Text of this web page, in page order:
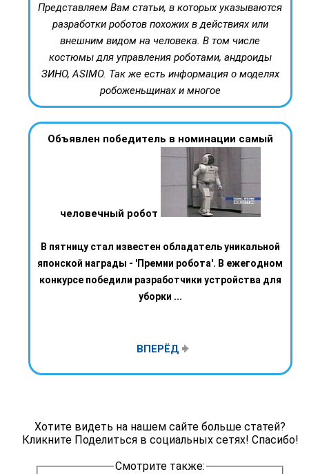
Представляем Вам статьи, в которых указываются
разработки роботов похожих в действиях или
внешним видом на человека. В том числе
костюмы для управления роботами, андроиды
ЗИНО, ASIMO. Так же есть информация о моделях
робоженьщинах и многое
Объявлен победитель в номинации самый
человечный робот
В пятницу стал известен обладатель уникальной
японской награды - 'Премии робота'. В ежегодном
конкурсе победили разработчики устройства для
уборки ...
ВПЕРЁД
Хотите видеть на нашем сайте больше статей?
Кликните Поделиться в социальных сетях! Спасибо!
Смотрите также: